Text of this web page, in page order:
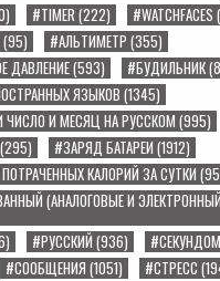
#TIMER (222) #WATCHFACES
(95) #АЛЬТИМЕТР (355)
ДАВЛЕНИЕ(593) #БУДИЛЬНИК
ЯЗЫКОВ (1345)
ЧИСЛО И МЕСЯЦ НА РУССКОМ (995)
(295) #ЗАРЯД БАТАРЕИ (1912)
КАЛОРИЙ ЗА СУТКИ
(АНАЛОГОВЫЕ И
#РУССКИЙ (936)
#СООБЩЕНИЯ (1051) #СТРЕСС